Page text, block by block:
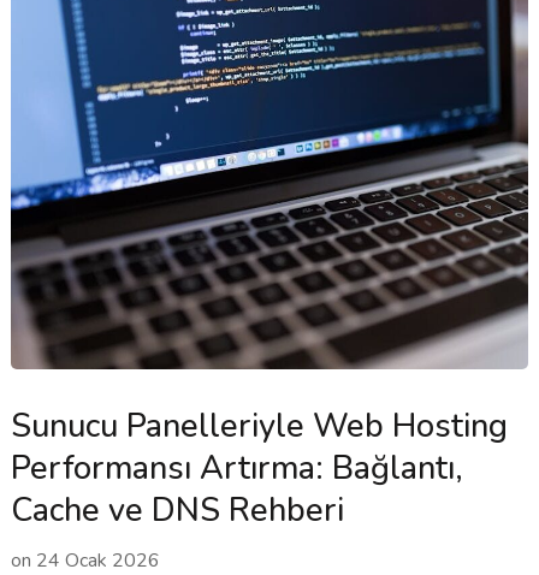
Sunucu Panelleriyle Web Hosting
Performansı Artırma: Bağlantı,
Cache ve DNS Rehberi
on 24 Ocak 2026